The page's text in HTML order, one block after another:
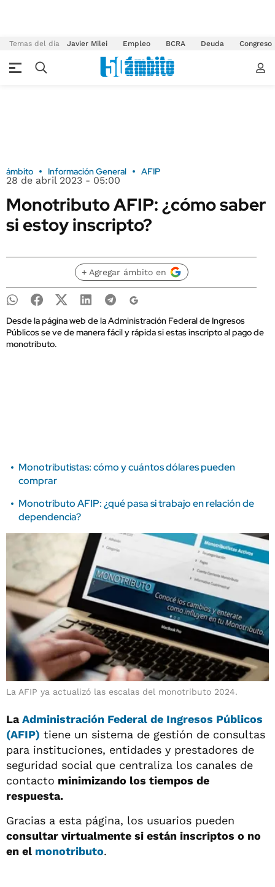
Temas del día Javier Milei Empleo BCRA Deuda Congreso
ámbito Información General AFIP
28 de abril 2023 - 05:00
Monotributo AFIP: ¿cómo saber
si estoy inscripto?
+ Agregar ámbito en
Desde la página web de la Administración Federal de Ingresos
Públicos se ve de manera fácil y rápida si estas inscripto al pago de
monotributo.
Monotributistas: cómo y cuántos dólares pueden
comprar
Monotributo AFIP: ¿qué pasa si trabajo en relación de
dependencia?
La AFIP ya actualizó las escalas del monotributo 2024.
LaAdministración Federal de Ingresos Públicos
(AFIP) tiene un sistema de gestión de consultas
para instituciones, entidades y prestadores de
seguridad social que centraliza los canales de
contacto minimizando los tiempos de
respuesta.
Gracias a esta página, los usuarios pueden
consultar virtualmente si están inscriptos o no
en el monotributo.